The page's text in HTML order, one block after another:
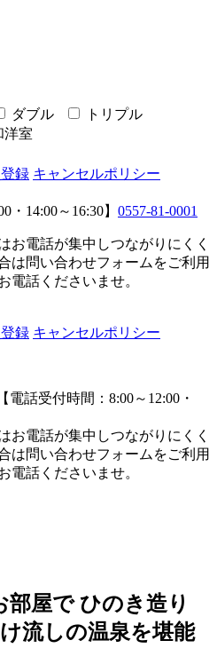
ダブル
トリプル
洋室
録 キャンセルポリシー
・14:00～16:30】 0557-81-0001
お電話が集中しつながりにくく
は問い合わせフォームをご利用
電話くださいませ。
録 キャンセルポリシー
【電話受付時間：8:00～12:00・
お電話が集中しつながりにくく
は問い合わせフォームをご利用
電話くださいませ。
部屋で ひのき造り
流しの温泉を堪能